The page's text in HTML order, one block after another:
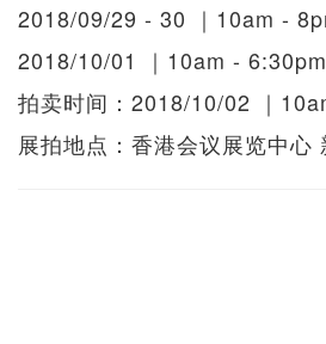
2018/09/29 - 30 ｜10am -
2018/10/01 ｜10am - 6:30pm
拍卖时间：2018/10/02 ｜
展拍地点：香港会议展览中心